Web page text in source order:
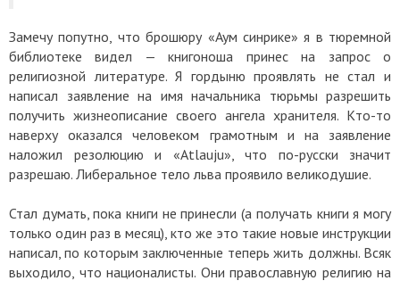
Замечу попутно, что брошюру «Аум синрике» я в тюремной
библиотеке видел — книгоноша принес на запрос о
религиозной литературе. Я гордыню проявлять не стал и
написал заявление на имя начальника тюрьмы разрешить
получить жизнеописание своего ангела хранителя. Кто-то
наверху оказался человеком грамотным и на заявление
наложил резолюцию и «Atlauju», что по-русски значит
разрешаю. Либеральное тело льва проявило великодушие.
Стал думать, пока книги не принесли (а получать книги я могу
только один раз в месяц), кто же это такие новые инструкции
написал, по которым заключенные теперь жить должны. Всяк
выходило, что националисты. Они православную религию на